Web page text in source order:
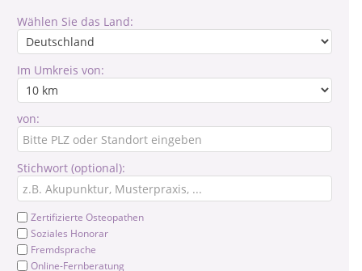
Wählen Sie das Land:
Im Umkreis von:
von:
Stichwort (optional):
Zertifizierte Osteopathen
Soziales Honorar
Fremdsprache
Online-Fernberatung